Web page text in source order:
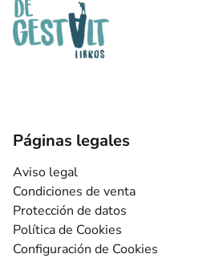
Páginas legales
Aviso legal
Condiciones de venta
Protección de datos
Política de Cookies
Configuración de Cookies